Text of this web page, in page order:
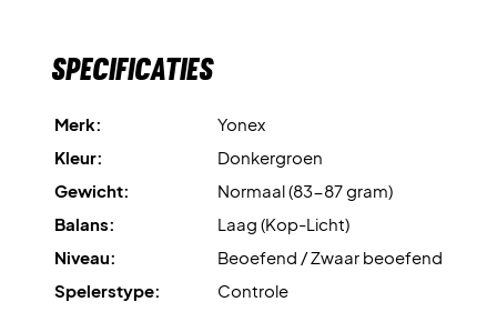
Specificaties
Merk:
Yonex
Kleur:
Donkergroen
Gewicht:
Normaal (83-87 gram)
Balans:
Laag (Kop-Licht)
Niveau:
Beoefend / Zwaar beoefend
Spelerstype:
Controle